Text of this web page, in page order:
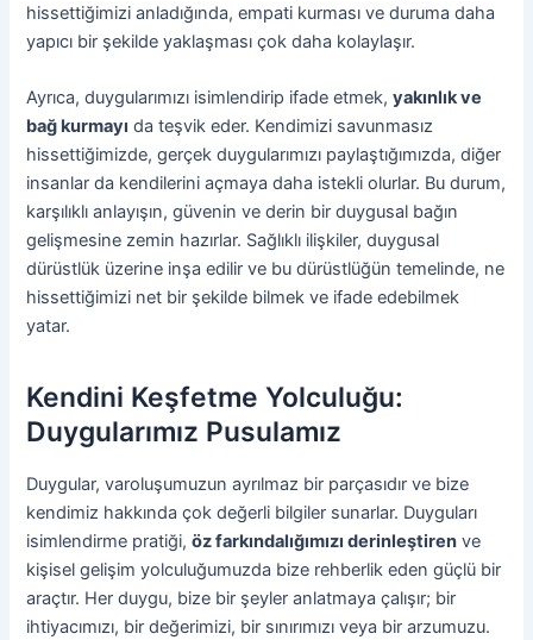
hissettiğimizi anladığında, empati kurması ve duruma daha
yapıcı bir şekilde yaklaşması çok daha kolaylaşır.
Ayrıca, duygularımızı isimlendirip ifade etmek,yakınlık ve
bağ kurmayı da teşvik eder. Kendimizi savunmasız
hissettiğimizde, gerçek duygularımızı paylaştığımızda, diğer
insanlar da kendilerini açmaya daha istekli olurlar. Bu durum,
karşılıklı anlayışın, güvenin ve derin bir duygusal bağın
gelişmesine zemin hazırlar. Sağlıklı ilişkiler, duygusal
dürüstlük üzerine inşa edilir ve bu dürüstlüğün temelinde, ne
hissettiğimizi net bir şekilde bilmek ve ifade edebilmek
yatar.
Kendini Keşfetme Yolculuğu:
Duygularımız Pusulamız
Duygular, varoluşumuzun ayrılmaz bir parçasıdır ve bize
kendimiz hakkında çok değerli bilgiler sunarlar. Duyguları
isimlendirme pratiği,öz farkındalığımızı derinleştiren ve
kişisel gelişim yolculuğumuzda bize rehberlik eden güçlü bir
araçtır. Her duygu, bize bir şeyler anlatmaya çalışır; bir
ihtiyacımızı, bir değerimizi, bir sınırımızı veya bir arzumuzu.